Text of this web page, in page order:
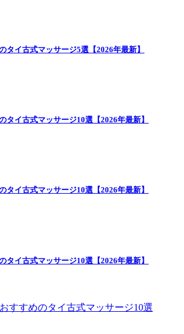
タイ古式マッサージ5選【2026年最新】
タイ古式マッサージ10選【2026年最新】
タイ古式マッサージ10選【2026年最新】
タイ古式マッサージ10選【2026年最新】
すすめのタイ古式マッサージ10選